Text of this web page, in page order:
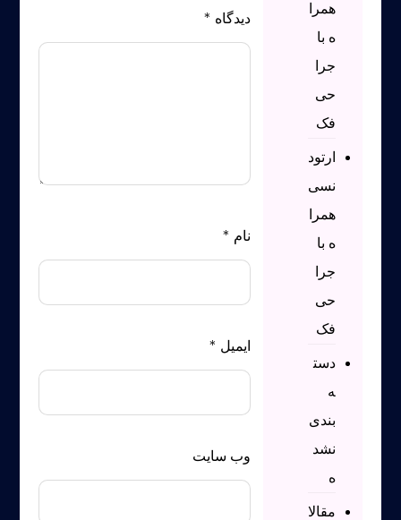
دیدگاه *
نام *
ایمیل *
وب‌ سایت
همرا
ه با
جرا
حی
فک
ارتود
نسی
همرا
ه با
جرا
حی
فک
دست
ه
بندی
نشد
ه
مقالا